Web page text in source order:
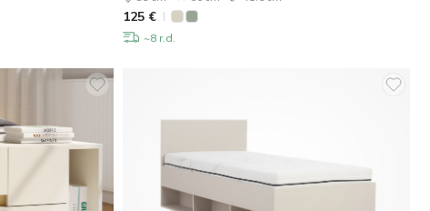
125 €
~8 r.d.